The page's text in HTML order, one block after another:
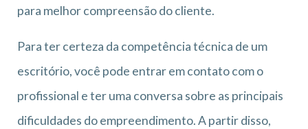
para melhor compreensão do cliente.
Para ter certeza da competência técnica de um
escritório, você pode entrar em contato com o
profissional e ter uma conversa sobre as principais
dificuldades do empreendimento. A partir disso,